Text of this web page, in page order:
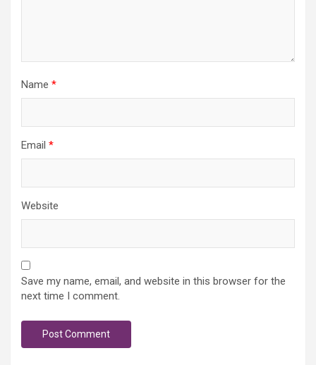
Name *
Email *
Website
Save my name, email, and website in this browser for the
next time I comment.